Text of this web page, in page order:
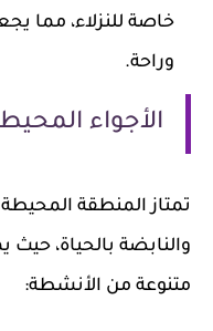
خاصة للنزلاء، مما
وراحة.
الأجواء
تمتاز المنطقة المحيطة
والنابضة بالحياة، حيث
متنوعة من الأنشطة: